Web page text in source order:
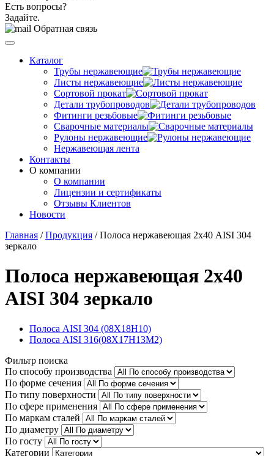
Есть вопросы?
Задайте.
Обратная связь
Каталог
Трубы нержавеющие
Листы нержавеющие
Сортовой прокат
Детали трубопроводов
Фитинги резьбовые
Сварочные материалы
Рулоны нержавеющие
Нержавеющая лента
Контакты
О компании
О компании
Лицензии и сертификаты
Отзывы Клиентов
Новости
Главная /Продукция /Полоса нержавеющая 2х40 AISI 304
зеркало
Полоса нержавеющая 2х40
AISI 304 зеркало
Полоса AISI 304 (08Х18Н10)
Полоса AISI 316(08Х17Н13М2)
Фильтр поиска
По способу производства
По форме сечения
По типу поверхности
По сфере применения
По маркам сталей
По диаметру
По госту
Категории